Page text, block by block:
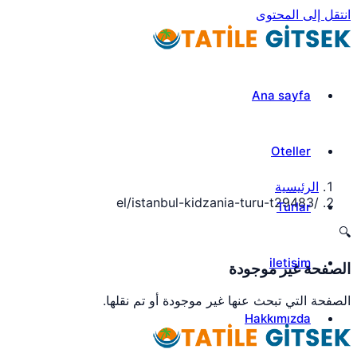
انتقل إلى المحتوى
Ana sayfa
Oteller
Turlar
iletisim
Hakkımızda
الرئيسية
/
el/istanbul-kidzania-turu-t29483
🔍
الصفحة غير موجودة
الصفحة التي تبحث عنها غير موجودة أو تم نقلها.